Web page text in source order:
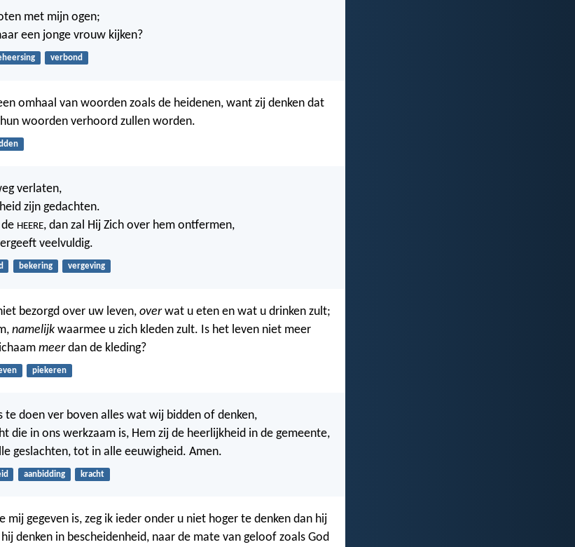
met mijn ogen;
een jonge vrouw kijken?
verbond
omhaal van woorden zoals de heidenen, want zij denken dat
woorden verhoord zullen worden.
verlaten,
zijn gedachten.
HEERE, dan zal Hij Zich over hem ontfermen,
veelvuldig.
bekering vergeving
bezorgd over uw leven, overwat u eten en wat u drinken zult;
namelijk waarmee u zich kleden zult. Is het leven niet meer
meerdan de kleding?
piekeren
te doen ver boven alles wat wij bidden of denken,
die in ons werkzaam is, Hem zij de heerlijkheid in de gemeente,
geslachten, tot in alle eeuwigheid. Amen.
aanbidding kracht
mij gegeven is, zeg ik ieder onder u niet hoger te denken dan hij
denken in bescheidenheid, naar de mate van geloof zoals God